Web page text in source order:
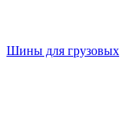
Шины для грузовых